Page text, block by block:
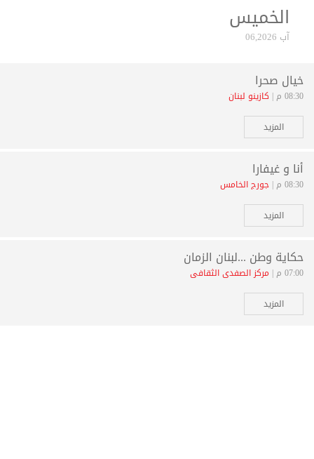
الخميس
آب 06,2026
خيال صحرا
08:30 م |
كازينو لبنان
المزيد
أنا و غيفارا
08:30 م |
جورج الخامس
المزيد
حكاية وطن ...لبنان الزمان
07:00 م |
مركز الصفدي الثقافي
المزيد